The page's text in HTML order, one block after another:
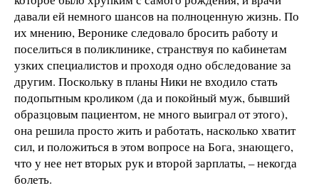
давали ей немного шансов на полноценную жизнь. По
их мнению, Веронике следовало бросить работу и
поселиться в поликлинике, странствуя по кабинетам
узких специалистов и проходя одно обследование за
другим. Поскольку в планы Ники не входило стать
подопытным кроликом (да и покойный муж, бывший
образцовым пациентом, не много выиграл от этого),
она решила просто жить и работать, насколько хватит
сил, и положиться в этом вопросе на Бога, знающего,
что у нее нет вторых рук и второй зарплаты, – некогда
болеть.